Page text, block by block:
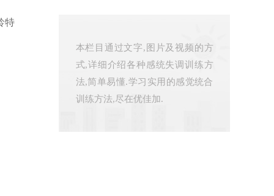
特
本栏目通过文字,图片及视频的方
式,详细介绍各种感统失调训练方
法,简单易懂.学习实用的感觉统合
训练方法,尽在优佳加.